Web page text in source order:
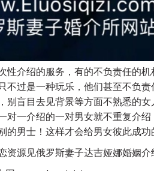
性介绍的服务，有的不负责任的
不过是一种玩乐，他们甚至不负
别盲目去见背景等方面不熟悉的
一介绍的一对男女就不重复介
男士！这样才会给男女彼此成功
资源见俄罗斯妻子达吉娅娜婚姻